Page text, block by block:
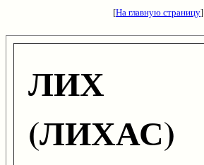
[На главную страницу]
ЛИХ
(ЛИХАС)